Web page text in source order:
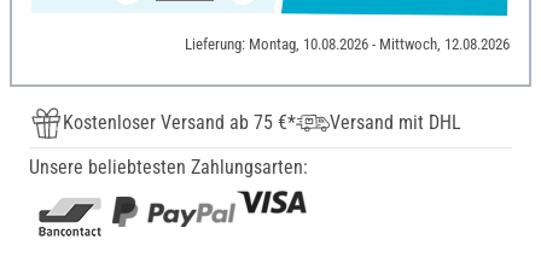
Lieferung: Montag, 10.08.2026 - Mittwoch, 12.08.2026
Kostenloser Versand ab 75 €*
Versand mit DHL
Unsere beliebtesten Zahlungsarten: